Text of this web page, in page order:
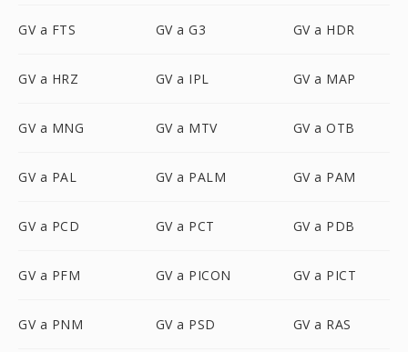
GV a FTS GV a G3 GV a HDR
GV a HRZ GV a IPL GV a MAP
GV a MNG GV a MTV GV a OTB
GV a PAL GV a PALM GV a PAM
GV a PCD GV a PCT GV a PDB
GV a PFM GV a PICON GV a PICT
GV a PNM GV a PSD GV a RAS